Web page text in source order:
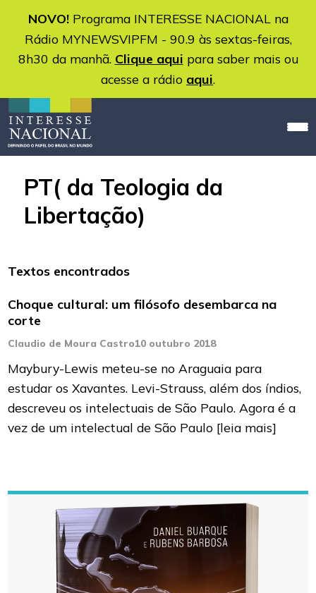
NOVO!Programa INTERESSE NACIONAL na
Rádio MYNEWSVIPFM - 90.9 às sextas-feiras,
8h30 da manhã. Clique aqui para saber mais ou
acesse a rádio aqui.
PT( da Teologia da
Libertação)
Textos encontrados
Choque cultural: um filósofo desembarca na
corte
Claudio de Moura Castro10 outubro 2018
Maybury-Lewis meteu-se no Araguaia para
estudar os Xavantes. Levi-Strauss, além dos índios,
descreveu os intelectuais de São Paulo. Agora é a
vez de um intelectual de São Paulo [leia mais]